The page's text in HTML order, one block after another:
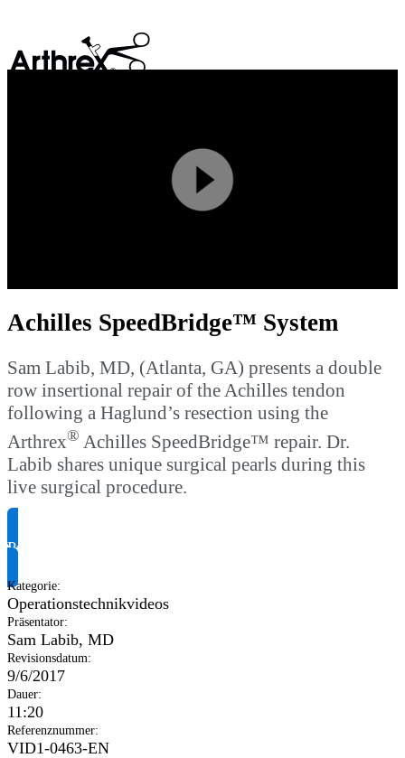
Play
Video
Achilles SpeedBridge™ System
Sam Labib, MD, (Atlanta, GA) presents a double
row insertional repair of the Achilles tendon
following a Haglund’s resection using the
Arthrex® Achilles SpeedBridge™ repair. Dr.
Labib shares unique surgical pearls during this
live surgical procedure.
Produktinformationen anfragen
Kategorie:
Operationstechnikvideos
Präsentator:
Sam Labib, MD
Revisionsdatum:
9/6/2017
Dauer:
11:20
Referenznummer:
VID1-0463-EN